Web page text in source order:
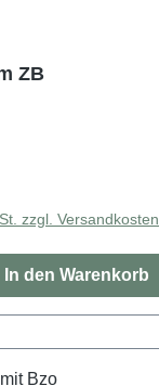
ZB
zzgl. Versandkosten
In den Warenkorb